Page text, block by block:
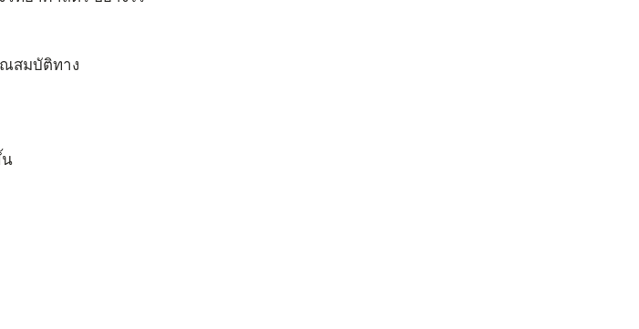
สมบัติทาง